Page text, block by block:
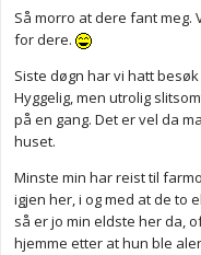
Så morro at dere fant meg.
for dere.
Siste døgn har vi hatt
Hyggelig, men utrolig
på en gang. Det er vel da
huset.
Minste min har reist til
igjen her, i og med at de to
så er jo min eldste her da,
hjemme etter at hun ble